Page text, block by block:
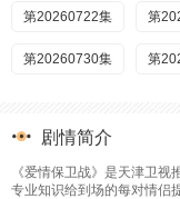
第20260722集 第
第20260730集 第
剧情简介
《爱情保卫战》是天津卫
专业知识给到场的每对情侣